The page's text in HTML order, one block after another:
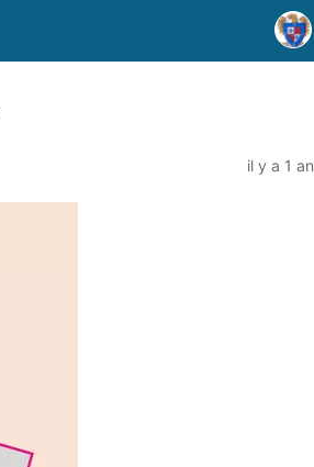
il y a 1 an